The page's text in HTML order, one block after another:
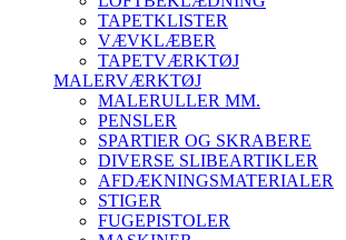
TAPETKLISTER
VÆVKLÆBER
TAPETVÆRKTØJ
MALERVÆRKTØJ
MALERULLER MM.
PENSLER
SPARTlER OG SKRABERE
DIVERSE SLIBEARTIKLER
AFDÆKNINGSMATERIALER
STIGER
FUGEPISTOLER